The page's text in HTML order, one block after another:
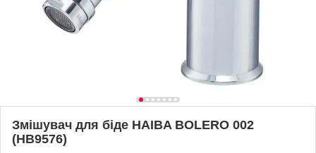
Змішувач для біде HAIBA BOLERO 002
(HB9576)